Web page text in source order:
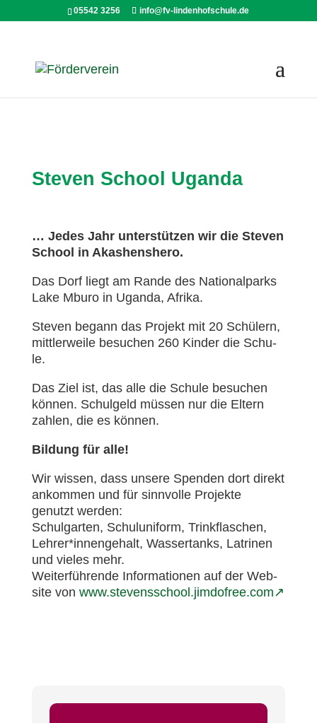
05542 3256 info@fv-lindenhofschule.de
Steven School Uganda
… Jedes Jahr unter­stüt­zen wir die Ste­ven
School in Aka­shens­he­ro.
Das Dorf liegt am Ran­de des Natio­nal­parks
Lake Mbu­ro in Ugan­da, Afri­ka.
Ste­ven begann das Pro­jekt mit 20 Schü­lern,
mitt­ler­wei­le besu­chen 260 Kin­der die Schu­
le.
Das Ziel ist, das alle die Schu­le besu­chen
kön­nen. Schul­geld müs­sen nur die Eltern
zah­len, die es kön­nen.
Bil­dung für alle!
Wir wis­sen, dass unse­re Spen­den dort direkt
ankom­men und für sinn­vol­le Pro­jek­te
genutzt wer­den:
Schul­gar­ten, Schul­uni­form, Trink­fla­schen,
Lehrer*innengehalt, Was­ser­tanks, Latri­nen
und vie­les mehr.
Wei­ter­füh­ren­de Infor­ma­tio­nen auf der Web­
site von www.stevensschool.jimdofree.com↗